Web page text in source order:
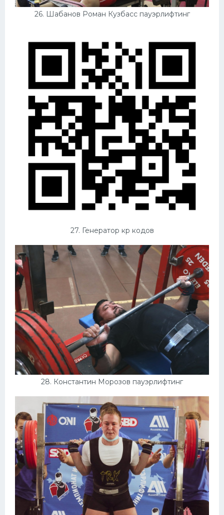
26. Шабанов Роман Кузбасс пауэрлифтинг
27. Генератор кр кодов
28. Константин Морозов пауэрлифтинг